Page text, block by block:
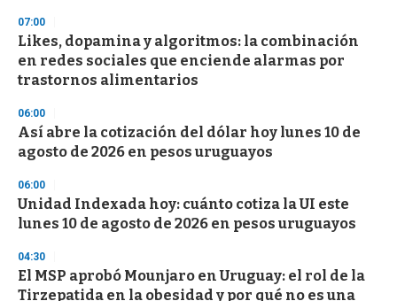
07:00
Likes, dopamina y algoritmos: la combinación
en redes sociales que enciende alarmas por
trastornos alimentarios
06:00
Así abre la cotización del dólar hoy lunes 10 de
agosto de 2026 en pesos uruguayos
06:00
Unidad Indexada hoy: cuánto cotiza la UI este
lunes 10 de agosto de 2026 en pesos uruguayos
04:30
El MSP aprobó Mounjaro en Uruguay: el rol de la
Tirzepatida en la obesidad y por qué no es una